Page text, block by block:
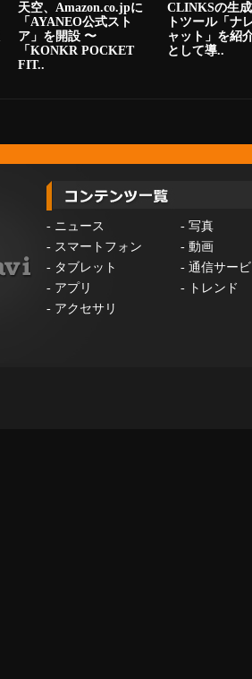
天空、Amazon.co.jpに
「AYANEO公式スト
ア」を開設 〜
「KONKR POCKET
FIT..
CLINKSの生
トツール「ナ
ャット」を紹
として導..
- ニュース - 写真
- スマートフォン - 動画
- タブレット - 通信サー
- アプリ -
トレンド
- アクセサリ